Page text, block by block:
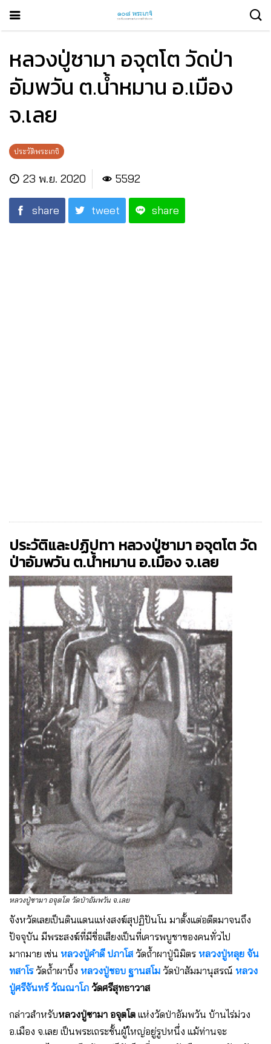
หลวงปู่ซามา อจุตโต วัดป่า
อัมพวัน ต.น้ำหมาน อ.เมือง
จ.เลย
ประวัติพระเกจิ
23 พ.ย. 2020 5592
share tweet share
ประวัติและปฏิปทา หลวงปู่ซามา อจุตโต วัด
ป่าอัมพวัน ต.น้ำหมาน อ.เมือง จ.เลย
หลวงปู่ซามา อจุตโต วัดป่าอัมพวัน จ.เลย
จังหวัดเลยเป็นดินแดนแห่งสงฆ์สุปฏิปันโน มาตั้งแต่อดีตมาจนถึง
ปัจจุบัน มีพระสงฆ์ที่มีชื่อเสียงเป็นที่เคารพบูชาของคนทั่วไป
มากมาย เช่น หลวงปู่คำดี ปภาโส วัดถ้ำผาปู่นิมิตร หลวงปู่หลุย จัน
ทสาโรวัดถ้ำผาบิ้ง หลวงปู่ชอบ ฐานสโม วัดป่าสัมมานุสรณ์ หลวง
ปู่ศรีจันทร์ วัณณาโภ วัดศรีสุทธาวาส
กล่าวสำหรับหลวงปู่ซามา อจุตโต แห่งวัดป่าอัมพวัน บ้านไร่ม่วง
อ.เมือง จ.เลย เป็นพระเถระชั้นผู้ใหญ่อยู่รูปหนึ่ง แม้ท่านจะ